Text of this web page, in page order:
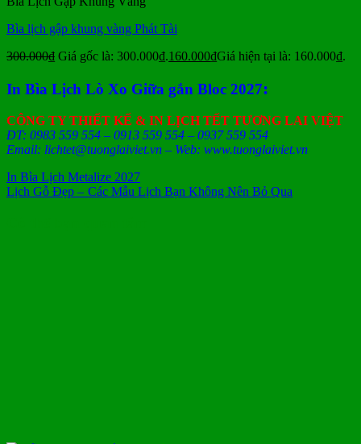
Bìa lịch gập khung vàng Phát Tài
300.000₫ Giá gốc là: 300.000₫.160.000₫Giá hiện tại là: 160.000₫.
In Bìa Lịch Lò Xo Giữa gắn Bloc 2027:
CÔNG TY THIẾT KẾ & IN LỊCH TẾT TƯƠNG LAI VIỆT
ĐT: 0983 559 554 – 0913 559 554 – 0937 559 554
Email: lichtet@tuonglaiviet.vn – Web: www.tuonglaiviet.vn
In Bìa Lịch Metalize 2027
Lịch Gỗ Đẹp – Các Mẫu Lịch Bạn Không Nên Bỏ Qua